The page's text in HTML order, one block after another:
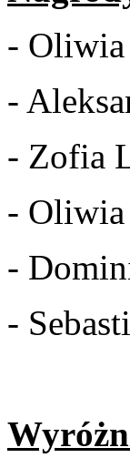
-
-
- Zofia
-
-
-